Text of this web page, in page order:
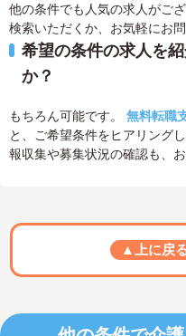
他の条件でも人気の求人がご
検索いただくか、お気軽にお
希望の条件の求人を
か？
もちろん可能です。 無料転職
と、ご希望条件をヒアリング
報収集や募集状況の確認も、
▲上に戻